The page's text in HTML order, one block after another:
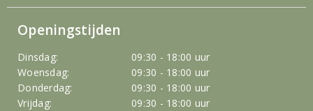
Openingstijden
Dinsdag:
09:30 - 18:00 uur
Woensdag:
09:30 - 18:00 uur
Donderdag:
09:30 - 18:00 uur
Vrijdag:
09:30 - 18:00 uur